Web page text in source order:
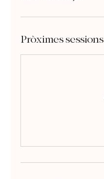
Pròximes sessions